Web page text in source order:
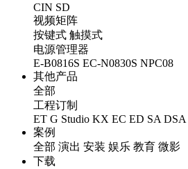
CIN SD
视频矩阵
按键式 触摸式
电源管理器
E-B0816S EC-N0830S NPC08
其他产品
全部
工程订制
ET G Studio KX EC ED SA DSA
案例
全部 演出 安装 娱乐 教育 微影
下载